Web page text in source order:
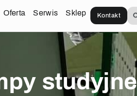
Oferta Serwis Sklep Kontakt
studyjne